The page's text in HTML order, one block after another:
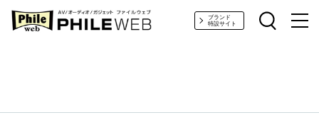
PHILE WEB｜AV/オーディオ/ガジェットブランド
特設サイト